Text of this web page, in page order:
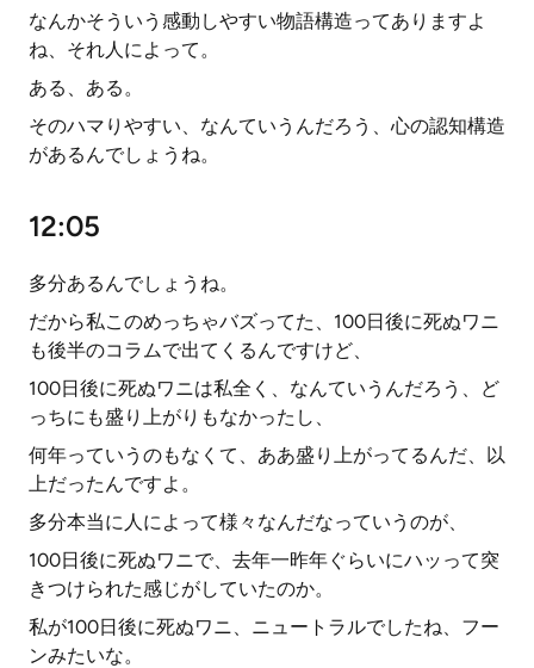
なんかそういう感動しやすい物語構造ってありますよ
ね、それ人によって。
ある、ある。
そのハマりやすい、なんていうんだろう、心の認知構造
があるんでしょうね。
12:05
多分あるんでしょうね。
だから私このめっちゃバズってた、100日後に死ぬワニ
も後半のコラムで出てくるんですけど、
100日後に死ぬワニは私全く、なんていうんだろう、ど
っちにも盛り上がりもなかったし、
何年っていうのもなくて、ああ盛り上がってるんだ、以
上だったんですよ。
多分本当に人によって様々なんだなっていうのが、
100日後に死ぬワニで、去年一昨年ぐらいにハッって突
きつけられた感じがしていたのか。
私が100日後に死ぬワニ、ニュートラルでしたね、フー
ンみたいな。